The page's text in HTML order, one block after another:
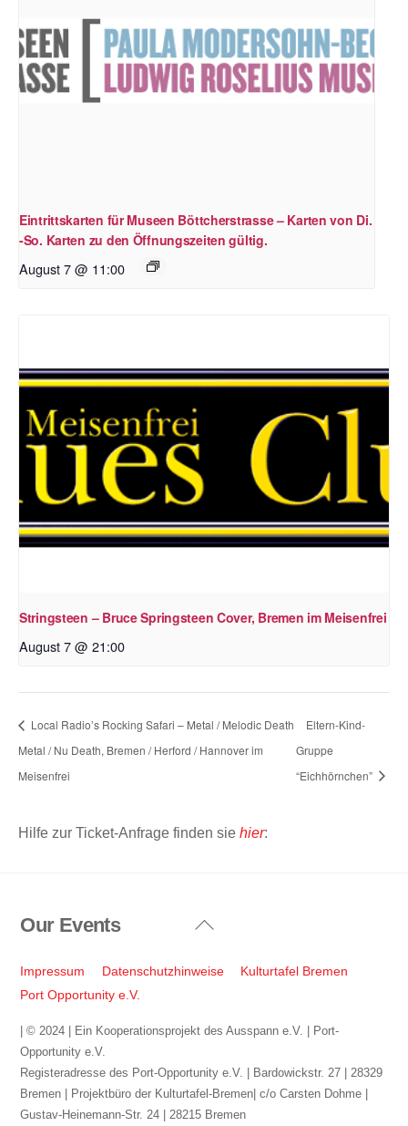
Eintrittskarten für Museen Böttcherstrasse – Karten von Di.
-So. Karten zu den Öffnungszeiten gültig.
August 7 @ 11:00
Stringsteen – Bruce Springsteen Cover, Bremen im Meisenfrei
August 7 @ 21:00
Local Radio’s Rocking Safari – Metal / Melodic Death
Metal / Nu Death, Bremen / Herford / Hannover im
Meisenfrei
Eltern-Kind-
Gruppe
“Eichhörnchen”
Hilfe zur Ticket-Anfrage finden sie hier:
Back
Top
Our Events
Impressum Datenschutzhinweise
Kulturtafel Bremen
Port Opportunity e.V.
| © 2024 | Ein Kooperationsprojekt des Ausspann e.V. | Port-
Opportunity e.V.
Registeradresse des Port-Opportunity e.V. | Bardowickstr. 27 | 28329
Bremen | Projektbüro der Kulturtafel-Bremen| c/o Carsten Dohme |
Gustav-Heinemann-Str. 24 | 28215 Bremen